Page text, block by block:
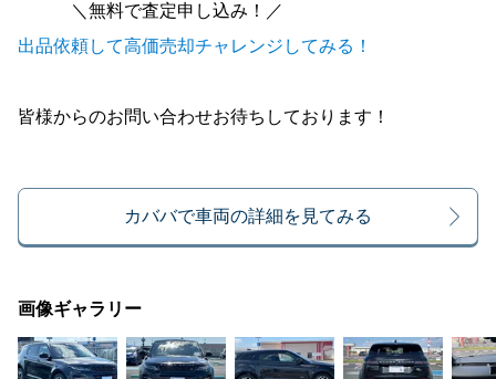
＼無料で査定申し込み！／
出品依頼して高価売却チャレンジしてみる！
皆様からのお問い合わせお待ちしております！
カババで車両の詳細を見てみる
画像ギャラリー